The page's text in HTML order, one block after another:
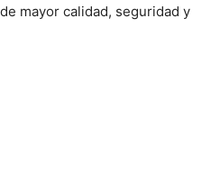
mayor calidad, seguridad y